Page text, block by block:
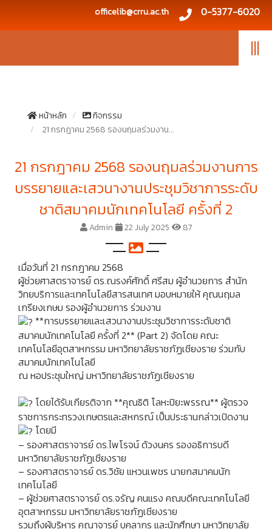
officelib@crru.ac.th 0-5377-6020
|||
หน้าหลัก
กิจกรรม
21 กรกฎาคม 2568 รองนฤมลร่วมงาน...
21 กรกฎาคม 2568 รองนฤมลร่วมงานการ
บรรยายและเสวนางานประชุมวิชาการระดับ
ชาติสมาคมนักเทคโนโลยี ครั้งที่ 2
Admin 22 July 2025 87
เมื่อวันที่ 21 กรกฎาคม 2568
ผู้ช่วยศาสตราจารย์ ดร.ณรงค์ศักดิ์ ศรีสม ผู้อำนวยการ สำนัก
วิทยบริการและเทคโนโลยีสารสนเทศ มอบหมายให้ คุณนฤมล
เกรียงเกษม รองผู้อำนวยการ ร่วมงาน
**การบรรยายและเสวนางานประชุมวิชาการระดับชาติ
สมาคมนักเทคโนโลยี ครั้งที่ 2** (Part 2) จัดโดย คณะ
เทคโนโลยีอุตสาหกรรม มหาวิทยาลัยราชภัฏเชียงราย ร่วมกับ
สมาคมนักเทคโนโลยี
ณ หอประชุมใหญ่ มหาวิทยาลัยราชภัฏเชียงราย
โดยได้รับเกียรติจาก **คุณธิติ โลหะปิยะพรรณ** ผู้ตรวจ
ราชการกระทรวงเกษตรและสหกรณ์ เป็นประธานกล่าวเปิดงาน
โดยมี
– รองศาสตราจารย์ ดร.ไพโรจน์ ด้วงนคร รองอธิการบดี
มหาวิทยาลัยราชภัฏเชียงราย
– รองศาสตราจารย์ ดร.วิชัย แหวนเพชร นายกสมาคมนัก
เทคโนโลยี
– ผู้ช่วยศาสตราจารย์ ดร.จรัญ คนแรง คณบดีคณะเทคโนโลยี
อุตสาหกรรม มหาวิทยาลัยราชภัฏเชียงราย
รวมถึงผู้บริหาร คณาจารย์ บุคลากร และนักศึกษา มหาวิทยาลัย